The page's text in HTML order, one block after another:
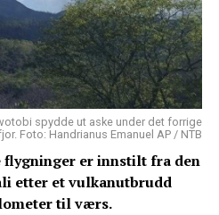
spydde ut aske under det forrige
Foto: Handrianus Emanuel AP / NTB
flygninger er innstilt fra den
etter et vulkanutbrudd
til værs.